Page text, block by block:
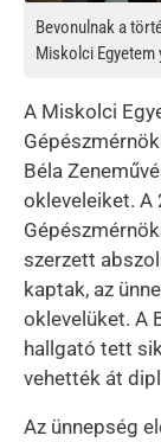
Bevonulnak a
Miskolci Egyetem
A Miskolci
Béla
okleveleiket. A
szerzett
kaptak, az
oklevelüket. A
hallgató tett
vehették át
Az ünnepség